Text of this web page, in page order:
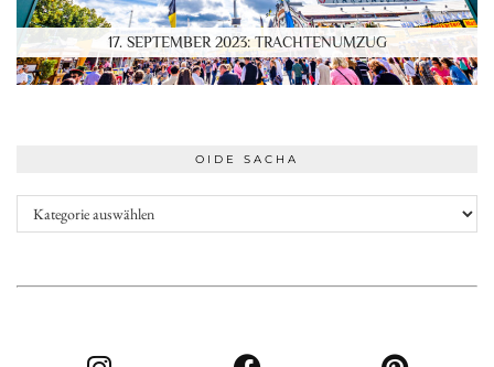
17. SEPTEMBER 2023: TRACHTENUMZUG
OIDE SACHA
Oide
Sacha